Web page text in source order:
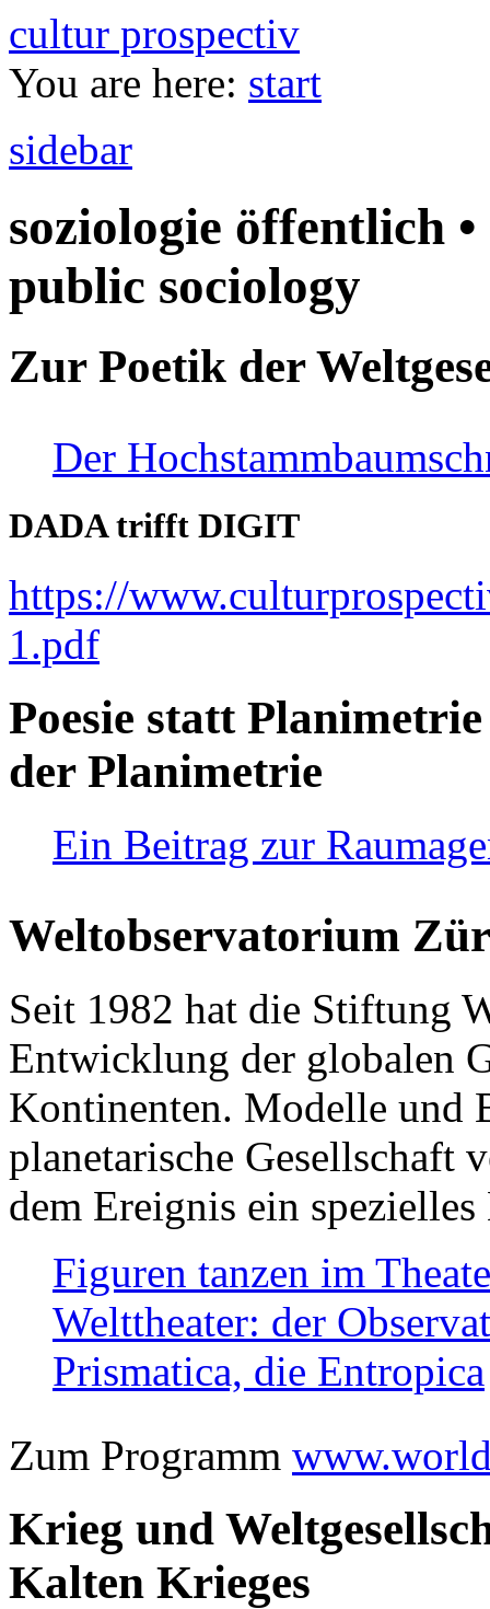
cultur prospectiv
You are here: start
sidebar
soziologie öffentlich
public sociology
Zur Poetik der
Der
DADA trifft DIGIT
https://
1.pdf
Poesie statt
der Planimetrie
Ein Beitrag zur
Weltobservatorium
Seit 1982 hat die Stiftung
Entwicklung der globalen
Kontinenten. Modelle und
planetarische Gesellschaft
dem Ereignis ein
Figuren tanzen im
Welttheater: der
Prismatica, die Entropica
Zum Programm
Krieg und
Kalten Krieges